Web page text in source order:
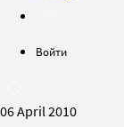
Войти
06 April 2010